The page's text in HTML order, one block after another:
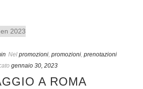
Nel promozioni, promozioni, prenotazioni
gennaio 30, 2023
A ROMA